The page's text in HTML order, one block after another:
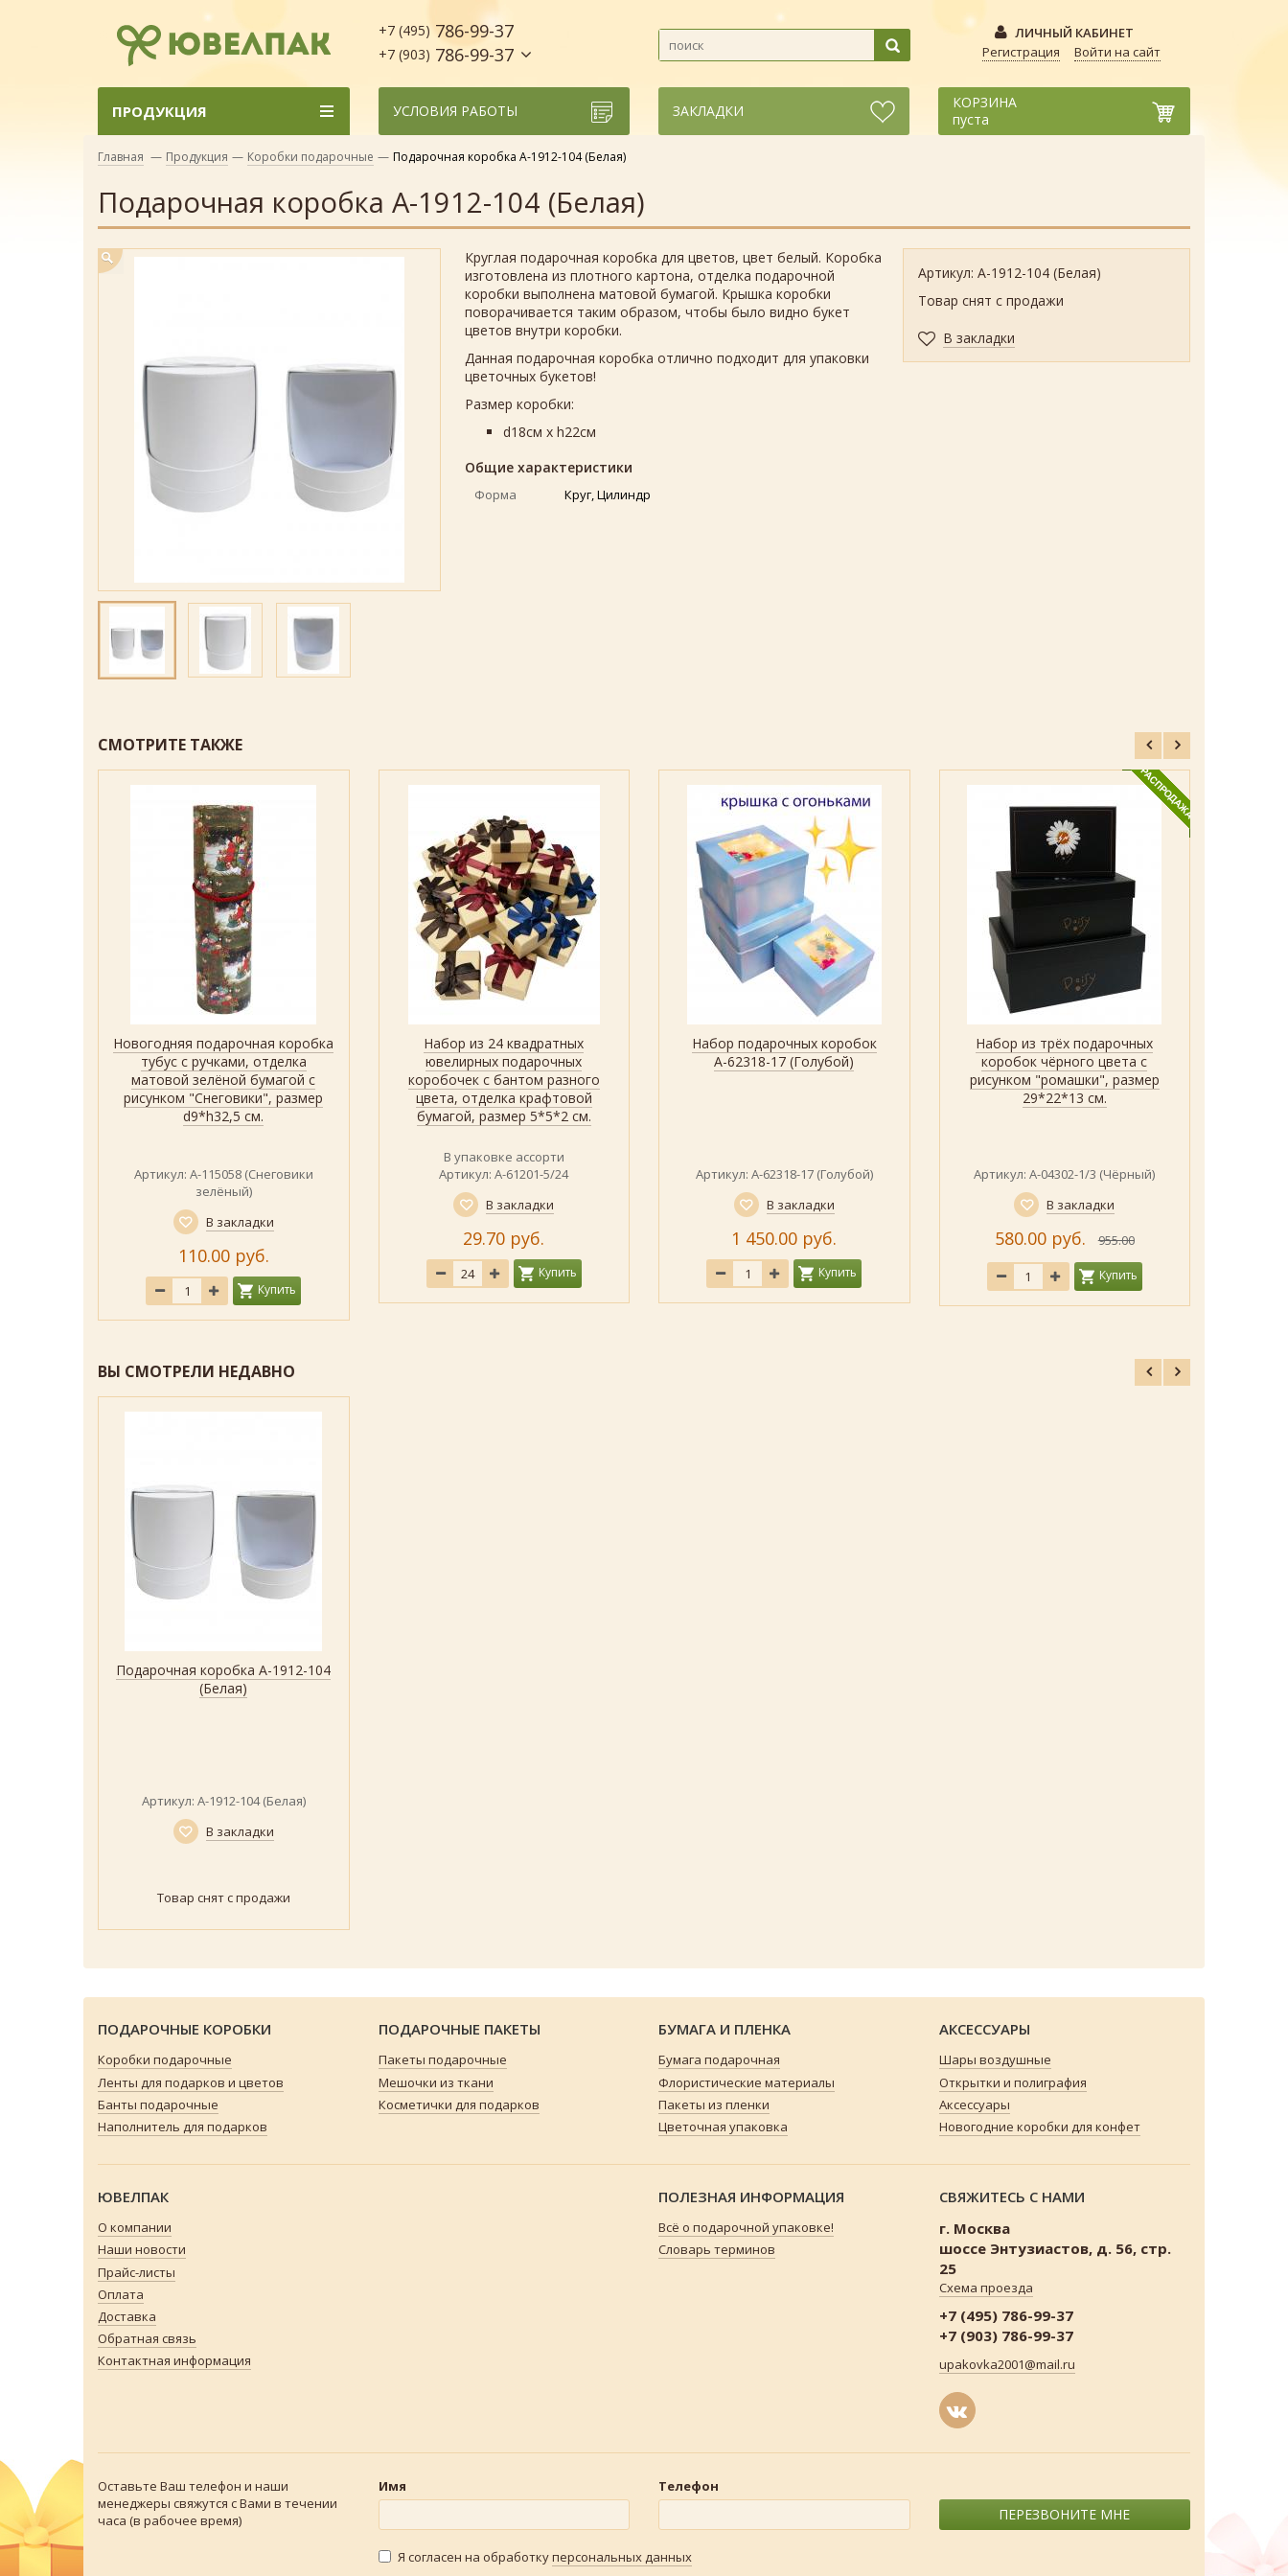
+7 (495) 786-99-37
+7 (903) 786-99-37
ЛИЧНЫЙ КАБИНЕТ
Регистрация
Войти на сайт
ПРОДУКЦИЯ УСЛОВИЯ РАБОТЫ ЗАКЛАДКИ
КОРЗИНА
пуста
Главная — Продукция — Коробки подарочные — Подарочная коробка А-1912-104 (Белая)
Подарочная коробка А-1912-104 (Белая)
Артикул: А-1912-104 (Белая)
Товар снят с продажи
В закладки
Круглая подарочная коробка для цветов, цвет белый. Коробка
изготовлена из плотного картона, отделка подарочной
коробки выполнена матовой бумагой. Крышка коробки
поворачивается таким образом, чтобы было видно букет
цветов внутри коробки.
Данная подарочная коробка отлично подходит для упаковки
цветочных букетов!
Размер коробки:
d18см х h22см
Общие характеристики
Форма Круг, Цилиндр
СМОТРИТЕ ТАКЖЕ
Быстрый просмотр
Показать
Новогодняя подарочная коробка
тубус с ручками, отделка
матовой зелёной бумагой с
рисунком "Снеговики", размер
d9*h32,5 см.
Артикул: А-115058 (Снеговики
зелёный)
В закладки
110.00 руб.
Купить
Быстрый просмотр
Показать
Набор из 24 квадратных
ювелирных подарочных
коробочек с бантом разного
цвета, отделка крафтовой
бумагой, размер 5*5*2 см.
В упаковке ассорти
Артикул: А-61201-5/24
В закладки
29.70 руб.
Купить
Быстрый просмотр
Показать все дизайны
Набор подарочных коробок
А-62318-17 (Голубой)
Артикул: А-62318-17 (Голубой)
В закладки
1 450.00 руб.
Купить
Быстрый просмотр
Показать
Набор из трёх подарочных
коробок чёрного цвета с
рисунком "ромашки", размер
29*22*13 см.
Артикул: А-04302-1/3 (Чёрный)
В закладки
580.00 руб. 955.00
Купить
ВЫ СМОТРЕЛИ НЕДАВНО
Быстрый просмотр
Показать все дизайны
Подарочная коробка А-1912-104
(Белая)
Артикул: А-1912-104 (Белая)
В закладки
Товар снят с продажи
ПОДАРОЧНЫЕ КОРОБКИ
Коробки подарочные
Ленты для подарков и цветов
Банты подарочные
Наполнитель для подарков
ПОДАРОЧНЫЕ ПАКЕТЫ
Пакеты подарочные
Мешочки из ткани
Косметички для подарков
БУМАГА И ПЛЕНКА
Бумага подарочная
Флористические материалы
Пакеты из пленки
Цветочная упаковка
АКСЕССУАРЫ
Шары воздушные
Открытки и полиграфия
Аксессуары
Новогодние коробки для конфет
ЮВЕЛПАК
О компании
Наши новости
Прайс-листы
Оплата
Доставка
Обратная связь
Контактная информация
ПОЛЕЗНАЯ ИНФОРМАЦИЯ
Всё о подарочной упаковке!
Словарь терминов
СВЯЖИТЕСЬ С НАМИ
г. Москва
шоссе Энтузиастов, д. 56, стр.
25
Схема проезда
+7 (495) 786-99-37
+7 (903) 786-99-37
upakovka2001@mail.ru
Оставьте Ваш телефон и наши
менеджеры свяжутся с Вами в течении
часа (в рабочее время)
Имя Телефон
ПЕРЕЗВОНИТЕ МНЕ
Я согласен на обработкуперсональных данных